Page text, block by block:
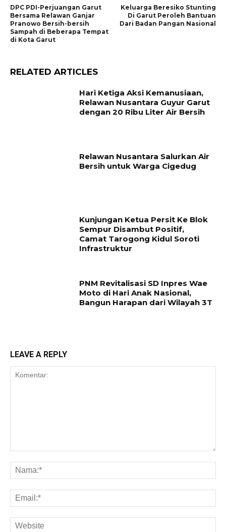
DPC PDI-Perjuangan Garut
Bersama Relawan Ganjar
Pranowo Bersih-bersih
Sampah di Beberapa Tempat
di Kota Garut
Keluarga Beresiko Stunting
Di Garut Peroleh Bantuan
Dari Badan Pangan Nasional
RELATED ARTICLES
Hari Ketiga Aksi Kemanusiaan,
Relawan Nusantara Guyur Garut
dengan 20 Ribu Liter Air Bersih
Relawan Nusantara Salurkan Air
Bersih untuk Warga Cigedug
Kunjungan Ketua Persit Ke Blok
Sempur Disambut Positif,
Camat Tarogong Kidul Soroti
Infrastruktur
PNM Revitalisasi SD Inpres Wae
Moto di Hari Anak Nasional,
Bangun Harapan dari Wilayah 3T
LEAVE A REPLY